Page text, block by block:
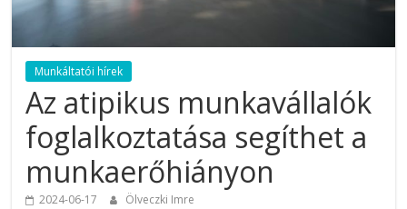
Munkáltatói hírek
Az atipikus munkavállalók
foglalkoztatása segíthet a
munkaerőhiányon
2024-06-17 Ölveczki Imre